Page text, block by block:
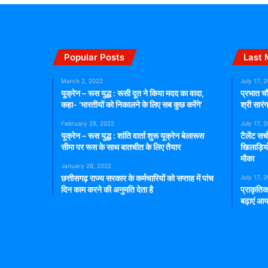
Popular Posts
March 2, 2022
यूक्रेन – रूस युद्ध : रूसी दूत ने किया मदद का वादा,
कहा- ‘भारतीयों को निकालने के लिए सब कुछ करेंगे’
February 28, 2022
यूक्रेन – रूस युद्ध : शांति वार्ता शुरू यूक्रेन बेलारूस
सीमा पर रूस के साथ बातचीत के लिए तैयार
January 26, 2022
छत्तीसगढ़ राज्य सरकार के कर्मचारियों को सप्ताह में पांच
दिन काम करने की अनुमति देता है
Last
July 17,
प्रभात
श्री
July 17,
टैलेंट
मौका
July 17,
बढ़ाएं